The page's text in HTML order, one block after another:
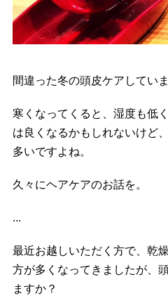
間違った冬の頭皮ケアしてい
寒くなってくると、湿度も低
は良くなるかもしれないけど
多いですよね。
久々にヘアケアのお話を。
...
最近お越しいただく方で、乾
方が多くなってきましたが、
ますか？